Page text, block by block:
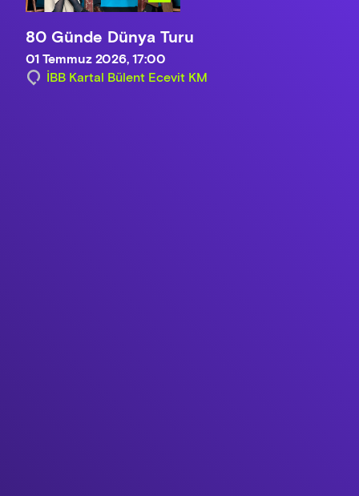
80 Günde Dünya Turu
01 Temmuz 2026, 17:00
İBB Kartal Bülent Ecevit KM